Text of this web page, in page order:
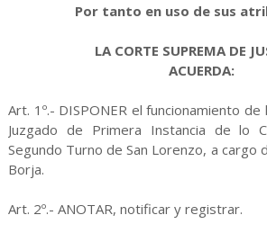
Por tanto en uso de sus
LA CORTE SUPREMA DE
ACUERDA:
Art. 1º.- DISPONER el funcionamiento de
Juzgado de Primera Instancia de lo
Segundo Turno de San Lorenzo, a cargo
Borja.
Art. 2º.- ANOTAR, notificar y registrar.